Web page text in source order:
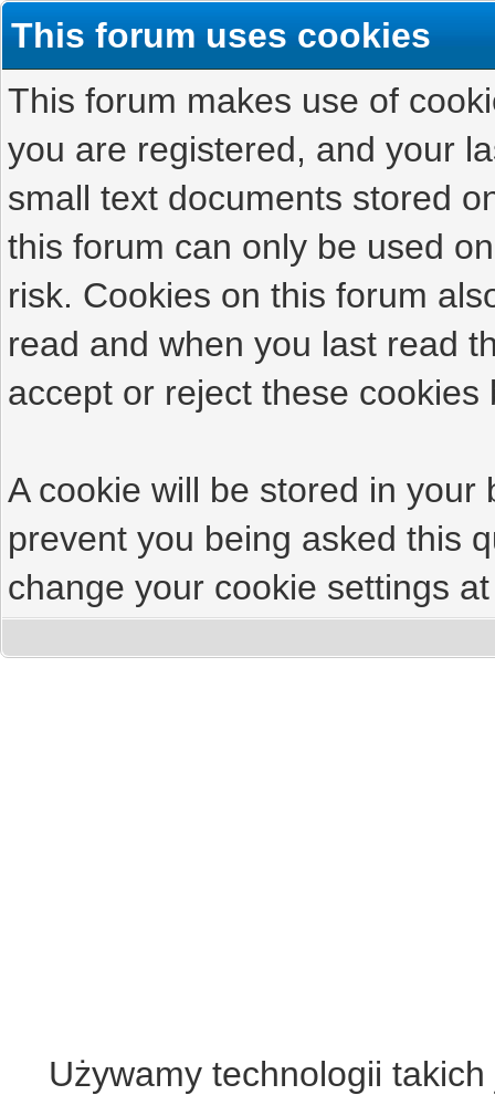
This forum uses cookies
This forum makes use of
you are registered, and your
small text documents stored
this forum can only be used
risk. Cookies on this forum
read and when you last read
accept or reject these cookies
A cookie will be stored in
prevent you being asked this
change your cookie settings
Używamy technologii